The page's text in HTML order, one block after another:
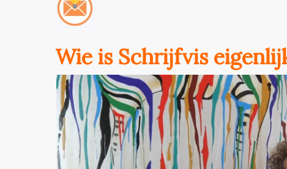
Wie is Schrijfvis